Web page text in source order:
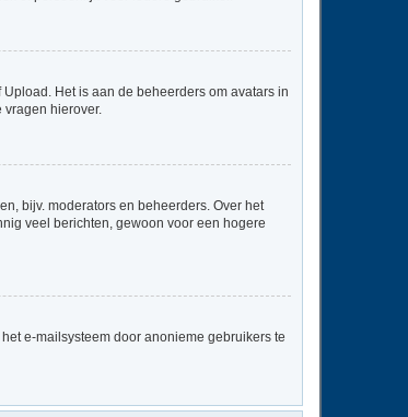
Het is aan de beheerders om avatars in
vragen hierover.
bijv. moderators en beheerders. Over het
veel berichten, gewoon voor een hogere
e-mailsysteem door anonieme gebruikers te